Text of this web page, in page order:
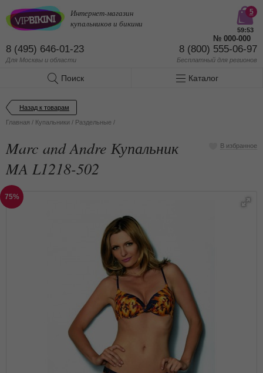
Интернет-магазин
купальников и бикини
8 (495) 646-01-23
Для Москвы и области
8 (800) 555-06-97
Бесплатный для регионов
5
59:53
№ 000-000
Поиск Каталог
Назад к товарам
Главная / Купальники / Раздельные /
Marc and Andre Купальник
MA L1218-502
В избранное
75%